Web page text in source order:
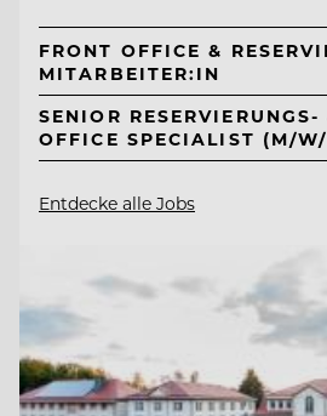
FRONT OFFICE &
MITARBEITER:IN
SENIOR RESERVIERUNGS-
OFFICE SPECIALIST (M/
Entdecke alle Jobs